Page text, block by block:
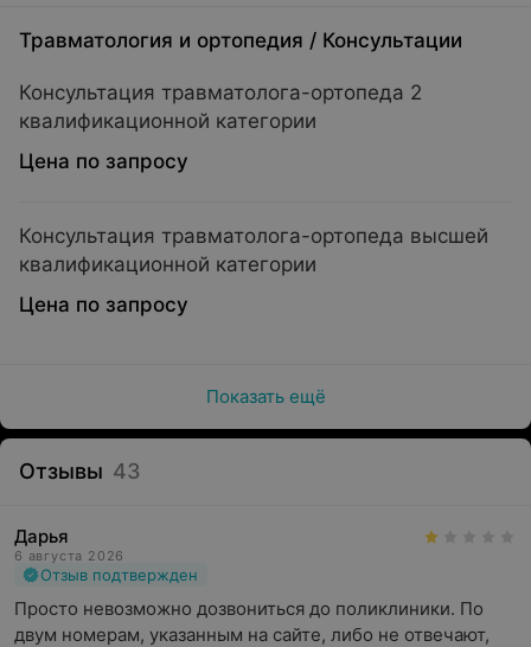
Травматология и ортопедия / Консультации
Консультация травматолога-ортопеда 2
квалификационной категории
Цена по запросу
Консультация травматолога-ортопеда высшей
квалификационной категории
Цена по запросу
Показать ещё
Отзывы 43
Дарья
6 августа 2026
Отзыв подтвержден
Просто невозможно дозвониться до поликлиники. По
двум номерам, указанным на сайте, либо не отвечают,